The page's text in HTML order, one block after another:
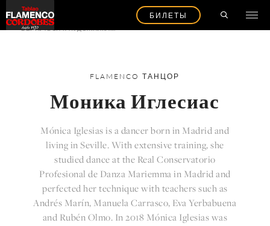
БИЛЕТЫ
ВЕРНУТЬСЯ К ХУДОЖНИКАМ
FLAMENCOТАНЦОР
Моника Иглесиас
Mónica Iglesias is a dancer born in Madrid and
living in Seville. With extensive training, she
studied dance at the Real Conservatorio
Profesional de Danza Mariemma in Madrid and
perfected her technique with teachers such as
Andrés Marín, Manuela Carrasco, Eva Yerbabuena
and Rubén Olmo. In 2018 Mónica Iglesias was